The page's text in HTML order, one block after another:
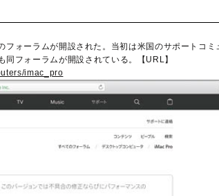
ォーラムが開設された。当初は米国のサポートコミ
フォーラムが開設されている。【URL】
imac_pro